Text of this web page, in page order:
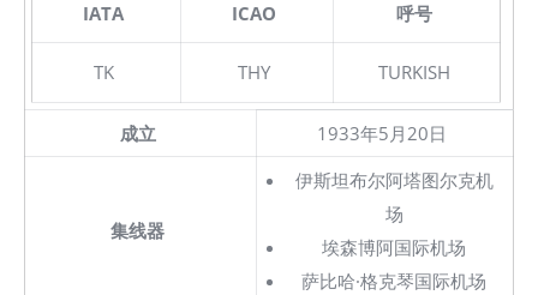
IATA ICAO 呼号
TK THY TURKISH
成立 1933年5月20日
集线器
伊斯坦布尔阿塔图尔克机
场
埃森博阿国际机场
萨比哈·格克琴国际机场